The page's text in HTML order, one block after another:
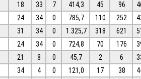
18 33 7 414,3 45 96
24 34 0 785,7 110 252
31 34 0 1.325,7 318 621
24 34 0 724,8 70 176
21 8 0 45,7 2 6
34 4 0 121,0 17 38